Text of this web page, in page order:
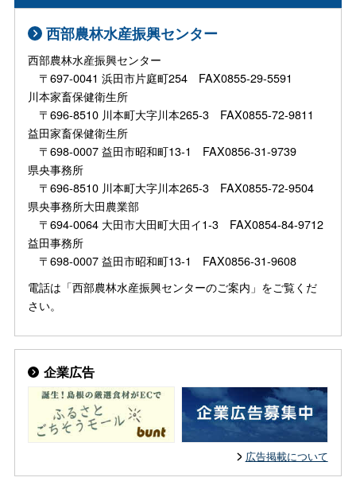
西部農林水産振興センター
西部農林水産振興センター
〒697-0041 浜田市片庭町254 FAX0855-29-5591
川本家畜保健衛生所
〒696-8510 川本町大字川本265-3 FAX0855-72-9811
益田家畜保健衛生所
〒698-0007 益田市昭和町13-1 FAX0856-31-9739
県央事務所
〒696-8510 川本町大字川本265-3 FAX0855-72-9504
県央事務所大田農業部
〒694-0064 大田市大田町大田イ1-3 FAX0854-84-9712
益田事務所
〒698-0007 益田市昭和町13-1 FAX0856-31-9608
電話は「西部農林水産振興センターのご案内」をご覧くだ
さい。
企業広告
広告掲載について